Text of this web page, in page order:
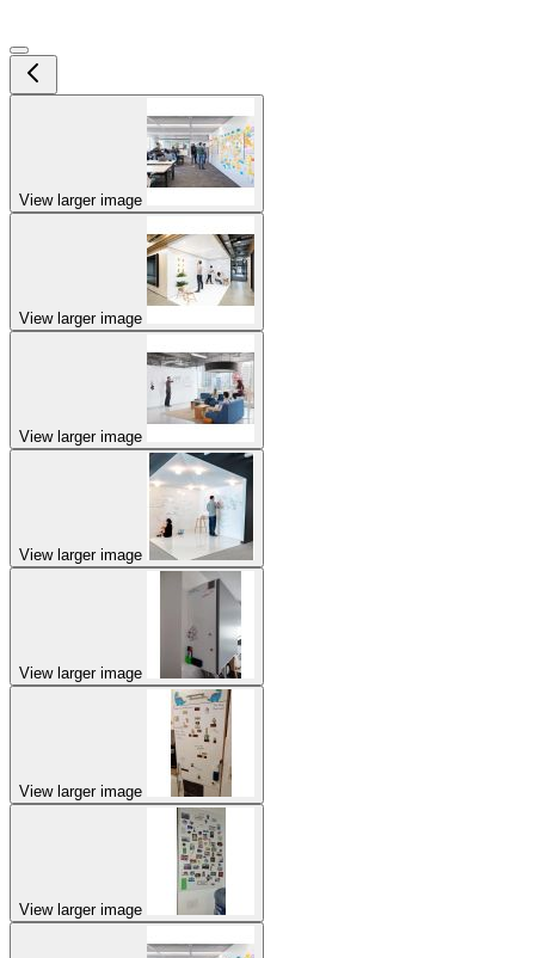
View larger image
View larger image
View larger image
View larger image
View larger image
View larger image
View larger image